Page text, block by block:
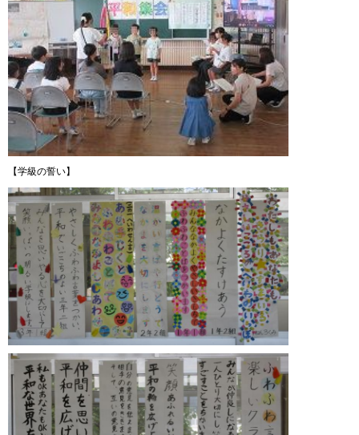
【学級の誓い】